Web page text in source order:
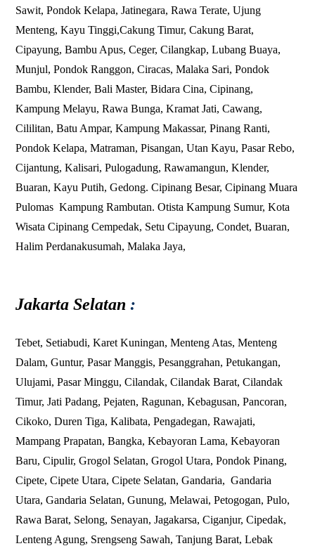
Sawit,Pondok Kelapa,Jatinegara,Rawa Terate,Ujung
Menteng,Kayu Tinggi,Cakung Timur,Cakung Barat,
Cipayung,Bambu Apus,Ceger,Cilangkap,Lubang Buaya,
Munjul,Pondok Ranggon,Ciracas,Malaka Sari,Pondok
Bambu,Klender,Bali Master,Bidara Cina,Cipinang,
Kampung Melayu,Rawa Bunga,Kramat Jati,Cawang,
Cililitan,Batu Ampar,Kampung Makassar,Pinang Ranti,
Pondok Kelapa,Matraman,Pisangan,Utan Kayu,Pasar Rebo,
Cijantung,Kalisari,Pulogadung,Rawamangun,Klender,
Buaran,Kayu Putih,Gedong.Cipinang Besar,Cipinang Muara
Pulomas Kampung Rambutan.Otista Kampung Sumur,Kota
Wisata Cipinang Cempedak, Setu Cipayung,Condet,Buaran,
Halim Perdanakusumah,Malaka Jaya,
Jakarta Selatan :
Tebet, Setiabudi,Karet Kuningan,Menteng Atas,Menteng
Dalam,Guntur,Pasar Manggis,Pesanggrahan,Petukangan,
Ulujami,Pasar Minggu,Cilandak,Cilandak Barat,Cilandak
Timur,Jati Padang,Pejaten,Ragunan,Kebagusan,Pancoran,
Cikoko,Duren Tiga,Kalibata,Pengadegan,Rawajati,
Mampang Prapatan,Bangka,Kebayoran Lama,Kebayoran
Baru,Cipulir,Grogol Selatan,Grogol Utara,Pondok Pinang,
Cipete,Cipete Utara,Cipete Selatan,Gandaria,Gandaria
Utara,Gandaria Selatan,Gunung,Melawai,Petogogan,Pulo,
Rawa Barat, Selong, Senayan,Jagakarsa,Ciganjur,Cipedak,
Lenteng Agung, Srengseng Sawah,Tanjung Barat,Lebak